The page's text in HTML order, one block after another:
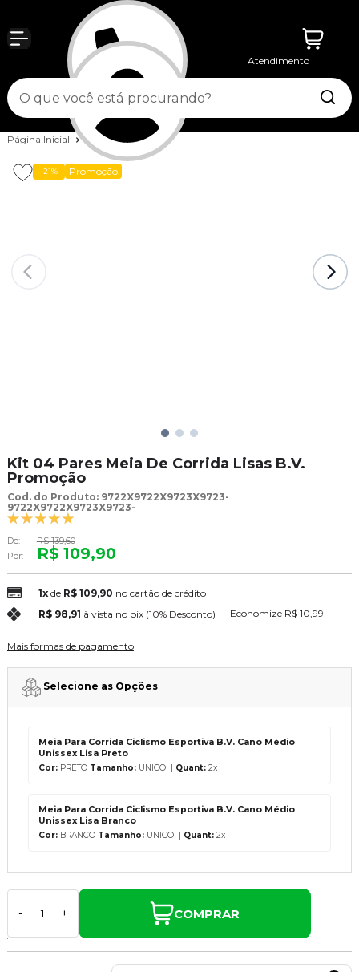
Atendimento
Página Inicial Running Meias
-21% Promoção
Kit 04 Pares Meia De Corrida Lisas B.V.
Promoção
Cod. do Produto: 9722X9722X9723X9723-
9722X9722X9723X9723-
De:
R$ 139,60
Por:
R$ 109,90
1xde R$ 109,90 no cartão de crédito
R$ 98,91 à vista no pix (10% Desconto) Economize R$ 10,99
Mais formas de pagamento
Selecione as Opções
Meia Para Corrida Ciclismo Esportiva B.V. Cano Médio
Unissex Lisa Preto
Cor:PRETO Tamanho:UNICO | Quant:2x
Meia Para Corrida Ciclismo Esportiva B.V. Cano Médio
Unissex Lisa Branco
Cor:BRANCO Tamanho:UNICO | Quant:2x
- + COMPRAR